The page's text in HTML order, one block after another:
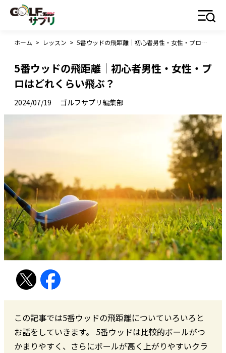
ホーム > レッスン > 5番ウッドの飛距離｜初心者男性・女性・プロはどれくらい飛ぶ？
5番ウッドの飛距離｜初心者男性・女性・プ
ロはどれくらい飛ぶ？
2024/07/19 ゴルフサプリ編集部
この記事では5番ウッドの飛距離についていろいろと
お話をしていきます。 5番ウッドは比較的ボールがつ
かまりやすく、さらにボールが高く上がりやすいクラ